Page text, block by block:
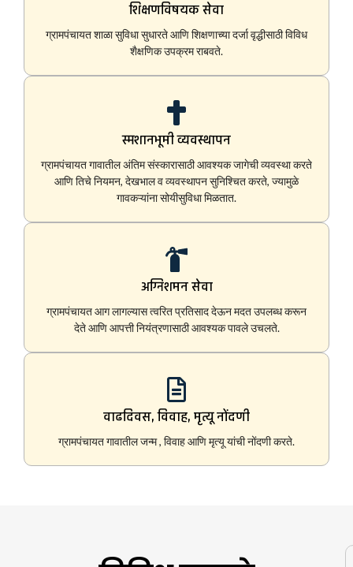
शिक्षणविषयक सेवा
ग्रामपंचायत शाळा सुविधा सुधारते आणि शिक्षणाच्या दर्जा वृद्धीसाठी विविध
शैक्षणिक उपक्रम राबवते.
स्मशानभूमी व्यवस्थापन
ग्रामपंचायत गावातील अंतिम संस्कारासाठी आवश्यक जागेची व्यवस्था करते
आणि तिचे नियमन, देखभाल व व्यवस्थापन सुनिश्चित करते, ज्यामुळे
गावकऱ्यांना सोयीसुविधा मिळतात.
अग्निशमन सेवा
ग्रामपंचायत आग लागल्यास त्वरित प्रतिसाद देऊन मदत उपलब्ध करून
देते आणि आपत्ती नियंत्रणासाठी आवश्यक पावले उचलते.
वाढदिवस, विवाह, मृत्यू नोंदणी
ग्रामपंचायत गावातील जन्म , विवाह आणि मृत्यू यांची नोंदणी करते.